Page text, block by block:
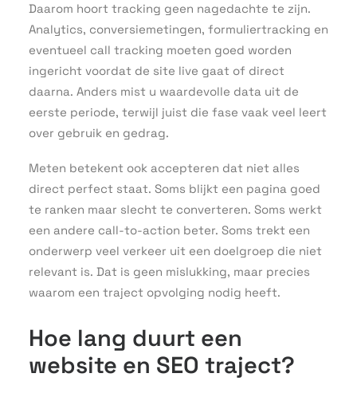
Daarom hoort tracking geen nagedachte te zijn.
Analytics, conversiemetingen, formuliertracking en
eventueel call tracking moeten goed worden
ingericht voordat de site live gaat of direct
daarna. Anders mist u waardevolle data uit de
eerste periode, terwijl juist die fase vaak veel leert
over gebruik en gedrag.
Meten betekent ook accepteren dat niet alles
direct perfect staat. Soms blijkt een pagina goed
te ranken maar slecht te converteren. Soms werkt
een andere call-to-action beter. Soms trekt een
onderwerp veel verkeer uit een doelgroep die niet
relevant is. Dat is geen mislukking, maar precies
waarom een traject opvolging nodig heeft.
Hoe lang duurt een
website en SEO traject?